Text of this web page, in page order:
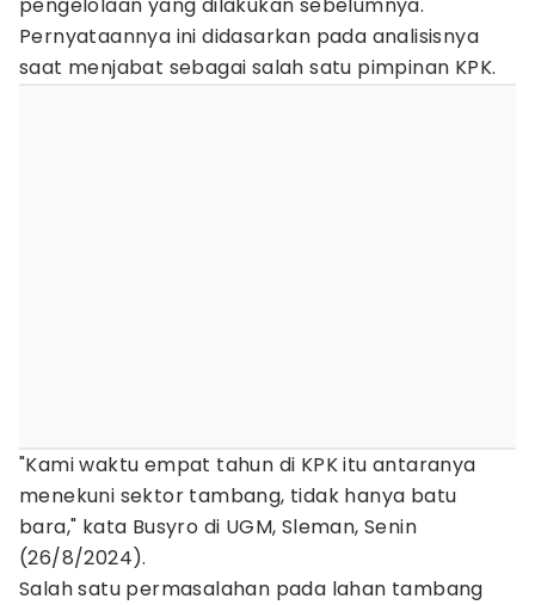
Pernyataannya ini didasarkan pada analisisnya
saat menjabat sebagai salah satu pimpinan KPK.
"Kami waktu empat tahun di KPK itu antaranya
menekuni sektor tambang, tidak hanya batu
bara," kata Busyro di UGM, Sleman, Senin
(26/8/2024).
Salah satu permasalahan pada lahan tambang